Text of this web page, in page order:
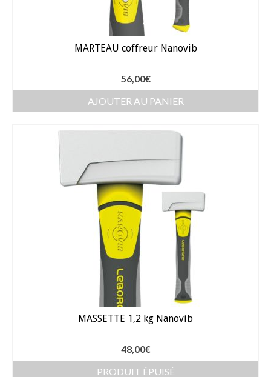
Callas – arum
Dahlias
Dahlia Cactus 100 cm
Dahlia Décoratif 70 – 100 cm
Dahlia Feuillage Foncé 80 cm
Dahlia Pompon / ball 70 – 80 cm
Dahlia Nain 50 cm
Dahlia Gallery 35 cm
Dahlia Topmix 35 – 50 cm
Graines fleurs
Zinnia
MARTEAU coffreur Nanovib
56,00€
AJOUTER AU PANIER
MASSETTE 1,2 kg Nanovib
48,00€
PRODUIT ÉPUISÉ